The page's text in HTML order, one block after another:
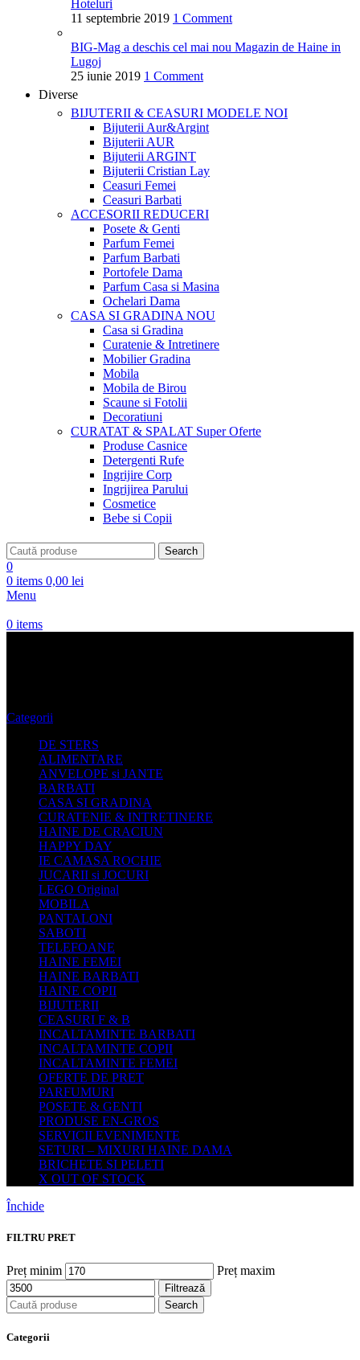
Hoteluri
11 septembrie 2019 1 Comment
BIG-Mag a deschis cel mai nou Magazin de Haine in
Lugoj
25 iunie 2019 1 Comment
Diverse
BIJUTERII & CEASURI MODELE NOI
Bijuterii Aur&Argint
Bijuterii AUR
Bijuterii ARGINT
Bijuterii Cristian Lay
Ceasuri Femei
Ceasuri Barbati
ACCESORII REDUCERI
Posete & Genti
Parfum Femei
Parfum Barbati
Portofele Dama
Parfum Casa si Masina
Ochelari Dama
CASA SI GRADINANOU
Casa si Gradina
Curatenie & Intretinere
Mobilier Gradina
Mobila
Mobila de Birou
Scaune si Fotolii
Decoratiuni
CURATAT & SPALAT Super Oferte
Produse Casnice
Detergenti Rufe
Ingrijire Corp
Ingrijirea Parului
Cosmetice
Bebe si Copii
Search
0
0 items 0,00 lei
Menu
0 items
Categorii
DE STERS
ALIMENTARE
ANVELOPE si JANTE
BARBATI
CASA SI GRADINA
CURATENIE & INTRETINERE
HAINE DE CRACIUN
HAPPY DAY
IE CAMASA ROCHIE
JUCARII si JOCURI
LEGO Original
MOBILA
PANTALONI
SABOTI
TELEFOANE
HAINE FEMEI
HAINE BARBATI
HAINE COPII
BIJUTERII
CEASURI F & B
INCALTAMINTE BARBATI
INCALTAMINTE COPII
INCALTAMINTE FEMEI
OFERTE DE PRET
PARFUMURI
POSETE & GENTI
PRODUSE EN-GROS
SERVICII EVENIMENTE
SETURI – MIXURI HAINE DAMA
BRICHETE SI PELETI
X OUT OF STOCK
Închide
FILTRU PRET
Preț minim Preț maxim
Filtrează
Search
Categorii